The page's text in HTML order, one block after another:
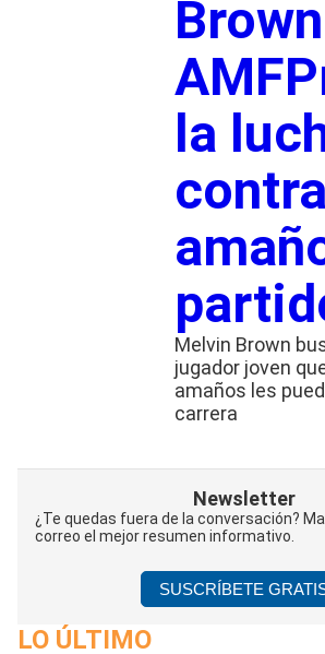
la
Melvin Brown
jugador joven
amaños les
carrera
Newsletter
¿Te quedas fuera de la conversación?
correo el mejor resumen informativo.
SUSCRÍBETE
LO ÚLTIMO